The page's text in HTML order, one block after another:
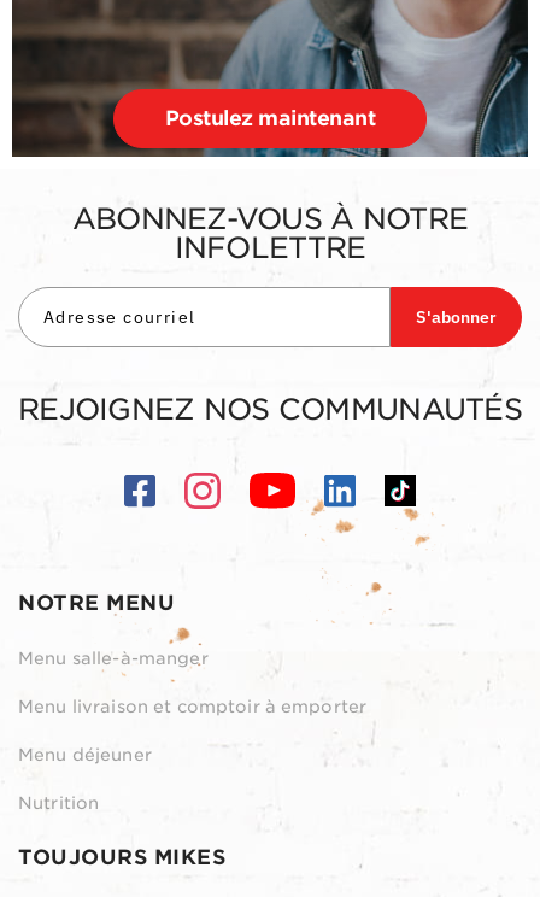
Postulez maintenant
NOTRE MENU
Menu salle-à-manger
Menu livraison et comptoir à emporter
Menu déjeuner
Nutrition
TOUJOURS MIKES
ABONNEZ-VOUS À NOTRE
INFOLETTRE
S'abonner
REJOIGNEZ NOS COMMUNAUTÉS